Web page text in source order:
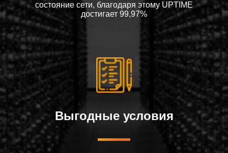
состояние сети, благодаря этому UPTIME
достигает 99,97%
Выгодные условия